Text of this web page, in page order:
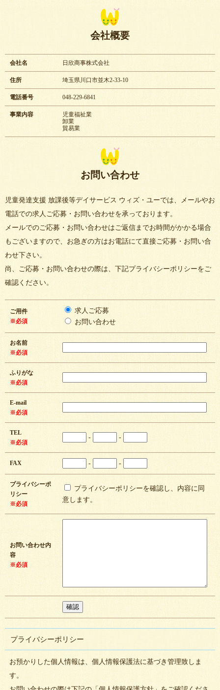
会社概要
会社名 日欣商事株式会社
住所 埼玉県川口市並木2-33-10
電話番号 048-229-6841
事業内容
児童福祉業
卸業
貿易業
お問い合わせ
児童発達支援 放課後等デイサービス ウィズ・ユーでは、メールやお
電話での求人ご応募・お問い合わせを承っております。
メールでのご応募・お問い合わせはご返信までお時間がかかる場合
もございますので、お急ぎの方はお電話にて直接ご応募・お問い合
わせ下さい。
尚、ご応募・お問い合わせの際は、下記プライバシーポリシーをご
確認ください。
ご用件
※必須
求人ご応募
お問い合わせ
お名前
※必須
ふりがな
※必須
E-mail
※必須
TEL
※必須
- -
FAX - -
プライバシーポ
リシー
※必須
プライバシーポリシーを確認し、内容に同
意します。
お問い合わせ内
容
※必須
プライバシーポリシー
お預かりした個人情報は、個人情報保護法に基づき管理致しま
す。